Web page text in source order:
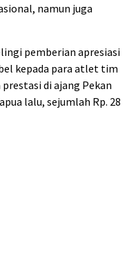
namun juga
pemberian apresiasi
kepada para atlet tim
di ajang Pekan
lalu, sejumlah Rp. 28